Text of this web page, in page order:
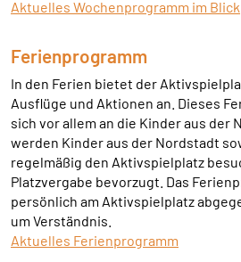
Aktuelles Wochenprogramm im Blick
Ferienprogramm
In den Ferien bietet der
Ausflüge und Aktionen an. Dieses
sich vor allem an die Kinder aus der
werden Kinder aus der Nordstadt
regelmäßig den Aktivspielplatz
Platzvergabe bevorzugt. Das
persönlich am Aktivspielplatz
um Verständnis.
Aktuelles Ferienprogramm
externen Medien Cookies gesetzt.
Google Maps und Google
Name:
_ga, _gid, _gat_*, test_cookie
Anbieter:
Google Ireland Limited Gordon
Street Dublin 4 Irland
Zweck:
Anzeige von Google Maps